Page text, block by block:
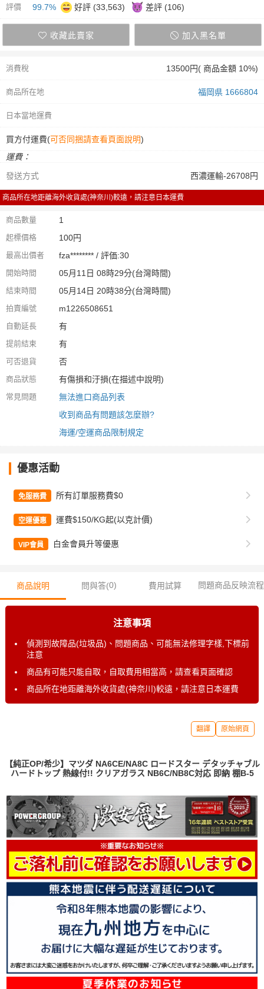
評價 99.7% 好評 (33,563) 差評 (106)
收藏此賣家 加入黑名單
消費稅 13500円( 商品金額 10%)
商品所在地 福岡県 1666804
日本當地運費
買方付運費(可否同捆請查看頁面說明)
運費：
發送方式
西濃運輸-26708円
商品所在地距離海外收貨處(神奈川)較遠，請注意日本運費
商品數量 1
起標價格 100円
最高出價者 fza******** / 評価:30
開始時間 05月11日 08時29分(台灣時間)
結束時間 05月14日 20時38分(台灣時間)
拍賣編號 m1226508651
自動延長 有
提前結束 有
可否退貨 否
商品狀態 有傷損和汙損(在描述中說明)
常見問題
無法進口商品列表
收到商品有問題該怎麼辦?
海運/空運商品限制規定
優惠活動
免服務費 所有訂單服務費$0
空運優惠 運費$150/KG起(以克計價)
VIP會員 白金會員升等優惠
商品說明 問與答(0) 費用試算 問題商品反映流程
注意事項
偵測到故障品(垃圾品)、問題商品、可能無法修理字樣,下標前
注意
商品有可能只能自取，自取費用相當高，請查看頁面確認
商品所在地距離海外收貨處(神奈川)較遠，請注意日本運費
翻譯 原始網頁
【純正OP/希少】マツダ NA6CE/NA8C ロードスター デタッチャブル
ハードトップ 熱線付!! クリアガラス NB6C/NB8C対応 即納 棚B-5